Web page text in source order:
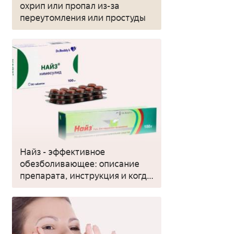
охрип или пропал из-за
переутомления или простуды
Найз - эффективное
обезболивающее: описание
препарата, инструкция и когда
применять